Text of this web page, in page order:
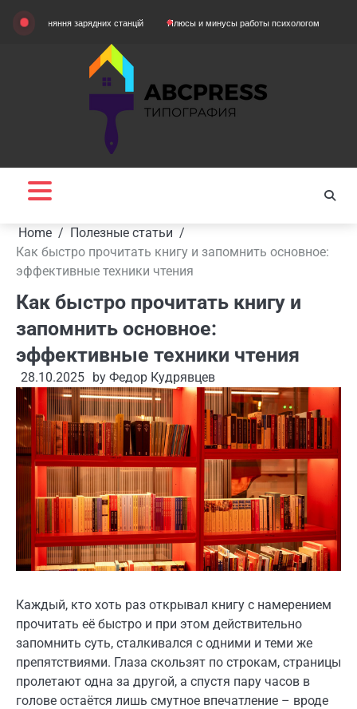
зарядних станцій Плюсы и минусы работы психологом Домашняя
Home
Полезные статьи
Как быстро прочитать книгу и запомнить основное:
эффективные техники чтения
Как быстро прочитать книгу и
запомнить основное:
эффективные техники чтения
28.10.2025 by Федор Кудрявцев
Каждый, кто хоть раз открывал книгу с намерением
прочитать её быстро и при этом действительно
запомнить суть, сталкивался с одними и теми же
препятствиями. Глаза скользят по строкам, страницы
пролетают одна за другой, а спустя пару часов в
голове остаётся лишь смутное впечатление – вроде